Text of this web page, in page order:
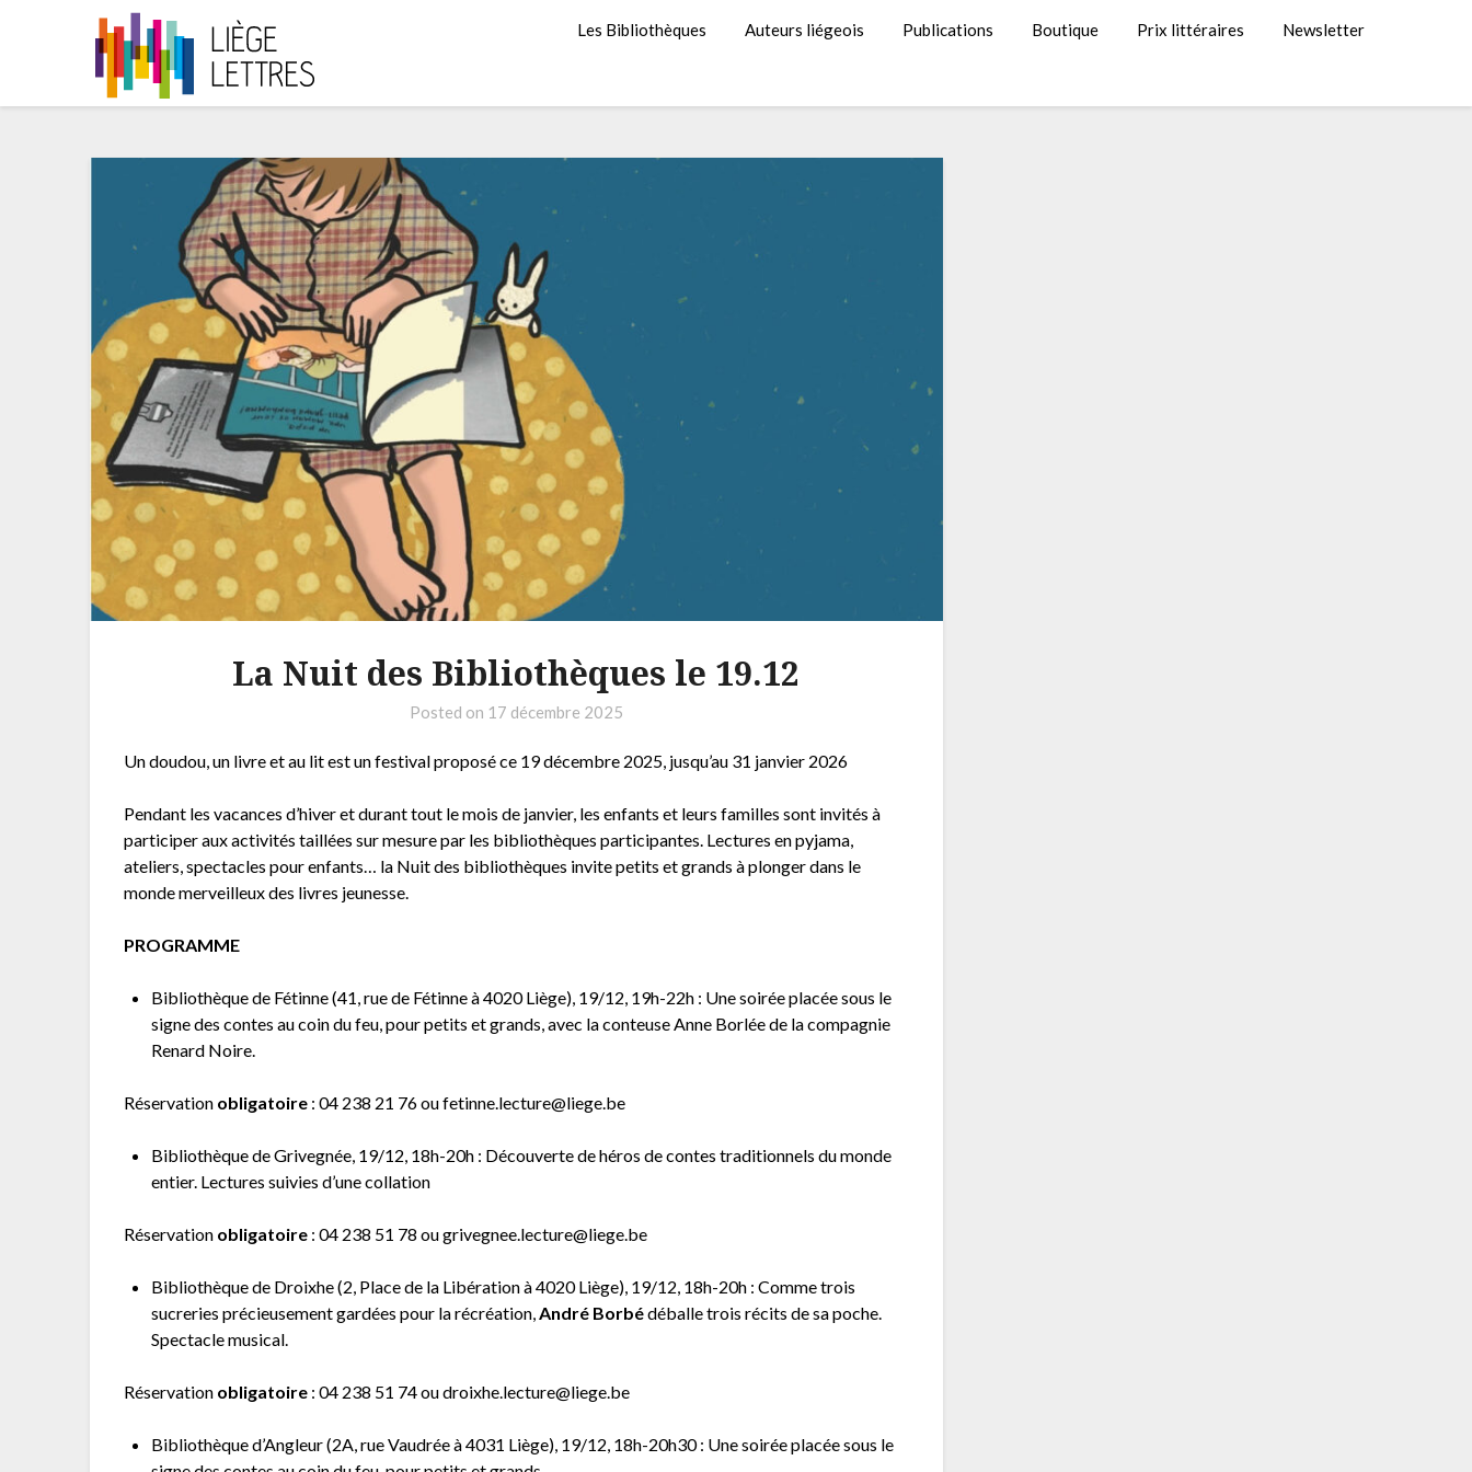
Les Bibliothèques Auteurs liégeois Publications Boutique Prix littéraires Newsletter
La Nuit des Bibliothèques le 19.12
Posted on 17 décembre 2025
Un doudou, un livre et au lit est un festival proposé ce 19 décembre 2025, jusqu’au 31 janvier 2026
Pendant les vacances d’hiver et durant tout le mois de janvier, les enfants et leurs familles sont invités à
participer aux activités taillées sur mesure par les bibliothèques participantes. Lectures en pyjama,
ateliers, spectacles pour enfants… la Nuit des bibliothèques invite petits et grands à plonger dans le
monde merveilleux des livres jeunesse.
PROGRAMME
Bibliothèque de Fétinne (41, rue de Fétinne à 4020 Liège), 19/12, 19h-22h : Une soirée placée sous le
signe des contes au coin du feu, pour petits et grands, avec la conteuse Anne Borlée de la compagnie
Renard Noire.
Réservation obligatoire : 04 238 21 76 ou fetinne.lecture@liege.be
Bibliothèque de Grivegnée, 19/12, 18h-20h : Découverte de héros de contes traditionnels du monde
entier. Lectures suivies d’une collation
Réservation obligatoire : 04 238 51 78 ou grivegnee.lecture@liege.be
Bibliothèque de Droixhe (2, Place de la Libération à 4020 Liège), 19/12, 18h-20h : Comme trois
sucreries précieusement gardées pour la récréation,André Borbédéballe trois récits de sa poche.
Spectacle musical.
Réservation obligatoire : 04 238 51 74 ou droixhe.lecture@liege.be
Bibliothèque d’Angleur (2A, rue Vaudrée à 4031 Liège), 19/12, 18h-20h30 : Une soirée placée sous le